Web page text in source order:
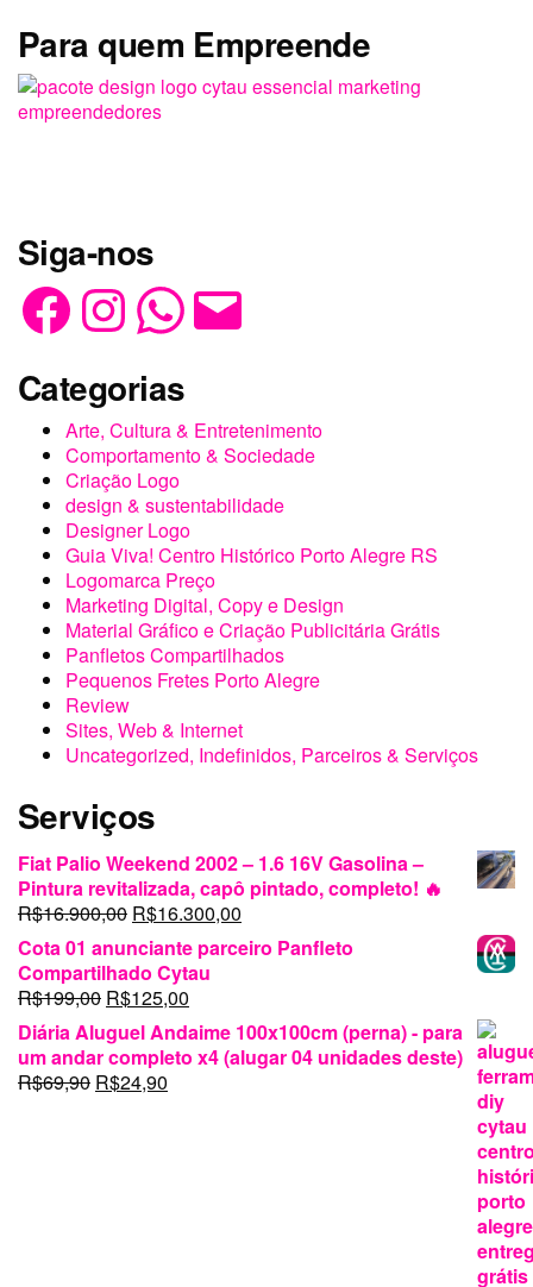
Para quem Empreende
Siga-nos
FacebookInstagramWhatsApp
E-
mail
Categorias
Arte, Cultura & Entretenimento
Comportamento & Sociedade
Criação Logo
design & sustentabilidade
Designer Logo
Guia Viva! Centro Histórico Porto Alegre RS
Logomarca Preço
Marketing Digital, Copy e Design
Material Gráfico e Criação Publicitária Grátis
Panfletos Compartilhados
Pequenos Fretes Porto Alegre
Review
Sites, Web & Internet
Uncategorized, Indefinidos, Parceiros & Serviços
Serviços
Fiat Palio Weekend 2002 – 1.6 16V Gasolina –
Pintura revitalizada, capô pintado, completo! 🔥
R$16.900,00 O
preço
original
era:
R$16.900,00.
R$16.300,00O
preço
atual
Cota 01 anunciante parceiro Panfleto
Compartilhado Cytau
R$199,00 O
preço
original
era:
R$199,00.
R$125,00O
preço
atual
é:
Diária Aluguel Andaime 100x100cm (perna) - para
um andar completo x4 (alugar 04 unidades deste)
R$69,90 O
R$24,90O